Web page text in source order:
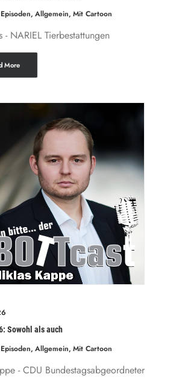
, Allgemein, Mit Cartoon
- NARIEL Tierbestattungen
More
Sowohl als auch
, Allgemein, Mit Cartoon
- CDU Bundestagsabgeordneter